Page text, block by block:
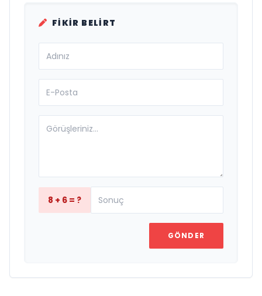
FIKIR BELIRT
8 + 6 = ?
GÖNDER